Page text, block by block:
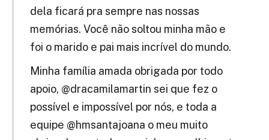
dela ficará pra sempre nas nossas
memórias. Você não soltou minha mão e
foi o marido e pai mais incrível do mundo.
Minha família amada obrigada por todo
apoio, @dracamilamartin sei que fez o
possível e impossível por nós, e toda a
equipe @hmsantajoana o meu muito